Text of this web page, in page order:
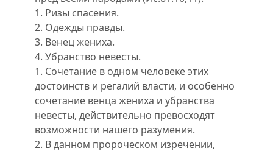
1. Ризы спасения.
2. Одежды правды.
3. Венец жениха.
4. Убранство невесты.
1. Сочетание в одном человеке этих
достоинств и регалий власти, и особенно
сочетание венца жениха и убранства
невесты, действительно превосходят
возможности нашего разумения.
2. В данном пророческом изречении,